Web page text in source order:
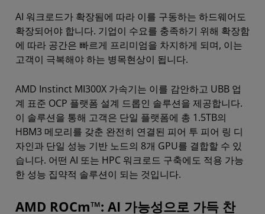
AI 워크로드가 확장됨에 따라 이를 구동하는 하드웨어도
확장되어야 합니다. 기업이 수요를 충족하기 위해 확장함
에 따라 공간은 빠르게 프리미엄을 차지하게 되며, 이는
고객이 극복해야 하는 병목현상이 됩니다.
AMD Instinct MI300X 가속기는 이를 감안하고 UBB 업
계 표준 OCP 플랫폼 설계 드롭인 솔루션을 제공합니다.
이 솔루션을 통해 고객은 단일 플랫폼에 총 1.5TB의
HBM3 메모리를 갖춘 완전히 연결된 피어 투 피어 링 디
자인과 단일 성능 기반 노드의 8개 GPU를 결합할 수 있
습니다. 어떤 AI 또는 HPC 워크로드 구축에도 적용 가능
한 성능 집약적 솔루션이 되는 것입니다.
AMD ROCm™: AI 가능성으로 가득 찬